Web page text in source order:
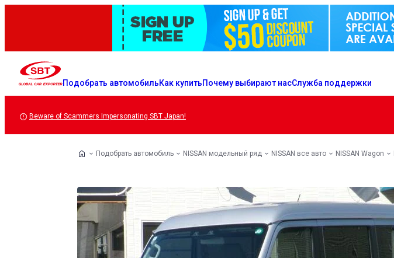
Подобрать автомобильКак купитьПочему выбирают насСлужба поддержки
Beware of Scammers Impersonating SBT Japan!
Подобрать автомобиль NISSAN модельный ряд NISSAN все авто NISSAN Wagon